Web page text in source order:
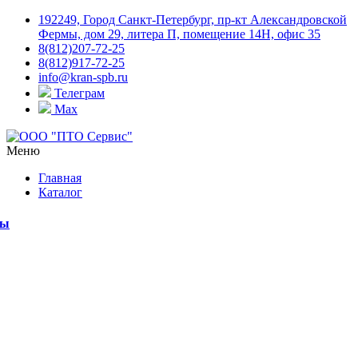
192249, Город Санкт-Петербург, пр-кт Александровской
Фермы, дом 29, литера П, помещение 14Н, офис 35
8(812)207-72-25
8(812)917-72-25
info@kran-spb.ru
Телеграм
Max
Меню
Главная
Каталог